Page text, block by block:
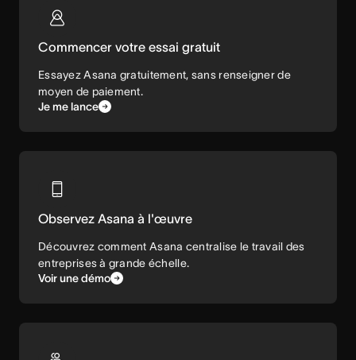
Commencer votre essai gratuit
Essayez Asana gratuitement, sans renseigner de
moyen de paiement.
Je me lance
Observez Asana à l'œuvre
Découvrez comment Asana centralise le travail des
entreprises à grande échelle.
Voir une démo